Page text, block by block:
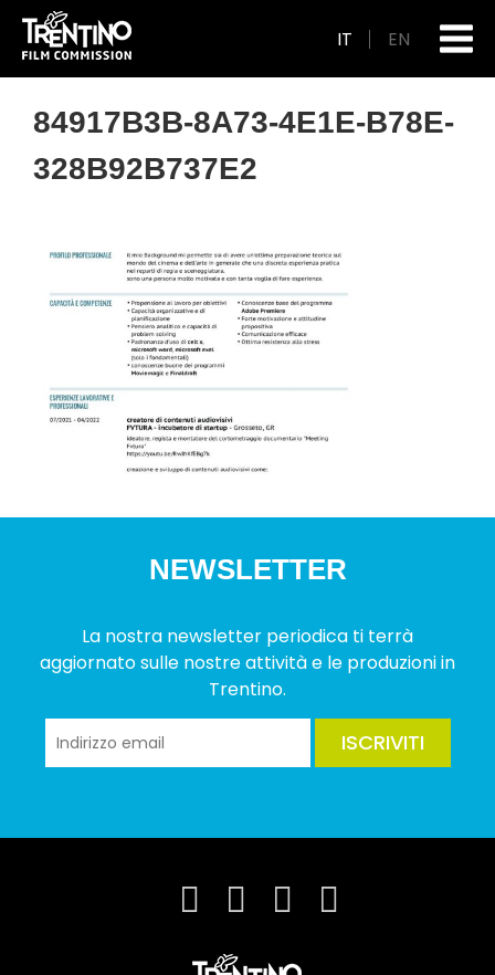
IT EN
84917B3B-8A73-4E1E-B78E-
328B92B737E2
NEWSLETTER
La nostra newsletter periodica ti terrà
aggiornato sulle nostre attività e le produzioni in
Trentino.
ISCRIVITI